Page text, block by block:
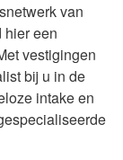
van
hier een
vestigingen
bij u in de
intake en